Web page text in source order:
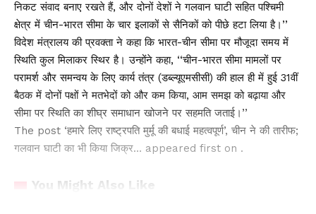
निकट संवाद बनाए रखते हैं, और दोनों देशों ने गलवान घाटी सहित पश्चिमी
क्षेत्र में चीन-भारत सीमा के चार इलाकों से सैनिकों को पीछे हटा लिया है।’’
विदेश मंत्रालय की प्रवक्ता ने कहा कि भारत-चीन सीमा पर मौजूदा समय में
स्थिति कुल मिलाकर स्थिर है। उन्होंने कहा, ‘‘चीन-भारत सीमा मामलों पर
परामर्श और समन्वय के लिए कार्य तंत्र (डब्ल्यूएमसीसी) की हाल ही में हुई 31वीं
बैठक में दोनों पक्षों ने मतभेदों को और कम किया, आम समझ को बढ़ाया और
सीमा पर स्थिति का शीघ्र समाधान खोजने पर सहमति जताई।’’
The post ‘हमारे लिए राष्ट्रपति मुर्मू की बधाई महत्वपूर्ण’, चीन ने की तारीफ;
गलवान घाटी का भी किया जिक्र… appeared first on .
You Might Also Like